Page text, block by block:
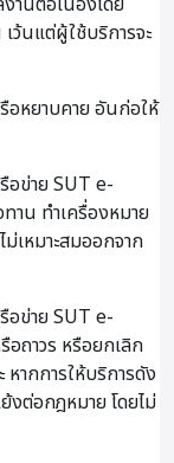
ว้นแต่ผู้ใช้บริการจะ
อหยาบคาย อันก่อให้
อข่าย SUT e-
าน ทำเครื่องหมาย
เหมาะสมออกจาก
อข่าย SUT e-
อถาวร หรือยกเลิก
หากการให้บริการดัง
ต่อกฎหมาย โดยไม่